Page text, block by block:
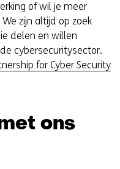
of wil je meer
zijn altijd op zoek
delen en willen
cybersecuritysector.
for Cyber Security
ons